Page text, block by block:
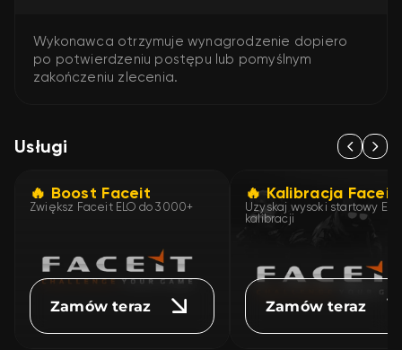
Wykonawca otrzymuje wynagrodzenie dopiero
po potwierdzeniu postępu lub pomyślnym
zakończeniu zlecenia.
Usługi
🔥 Boost Faceit
Zwiększ Faceit ELO do 3000+
Zamów teraz
🔥 Kalibracja Faceit
Uzyskaj wysoki startowy
kalibracji
Zamów teraz